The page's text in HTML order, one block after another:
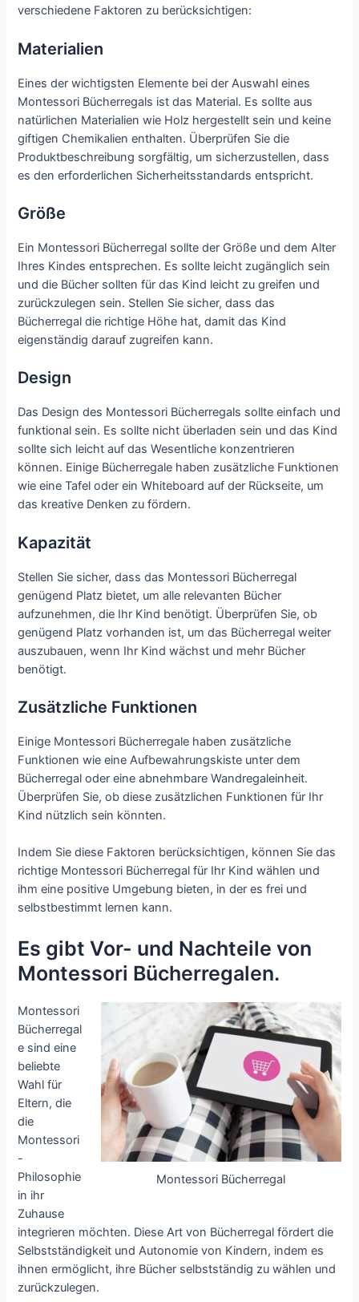
verschiedene Faktoren zu berücksichtigen:
Materialien
Eines der wichtigsten Elemente bei der Auswahl eines
Montessori Bücherregals ist das Material. Es sollte aus
natürlichen Materialien wie Holz hergestellt sein und keine
giftigen Chemikalien enthalten. Überprüfen Sie die
Produktbeschreibung sorgfältig, um sicherzustellen, dass
es den erforderlichen Sicherheitsstandards entspricht.
Größe
Ein Montessori Bücherregal sollte der Größe und dem Alter
Ihres Kindes entsprechen. Es sollte leicht zugänglich sein
und die Bücher sollten für das Kind leicht zu greifen und
zurückzulegen sein. Stellen Sie sicher, dass das
Bücherregal die richtige Höhe hat, damit das Kind
eigenständig darauf zugreifen kann.
Design
Das Design des Montessori Bücherregals sollte einfach und
funktional sein. Es sollte nicht überladen sein und das Kind
sollte sich leicht auf das Wesentliche konzentrieren
können. Einige Bücherregale haben zusätzliche Funktionen
wie eine Tafel oder ein Whiteboard auf der Rückseite, um
das kreative Denken zu fördern.
Kapazität
Stellen Sie sicher, dass das Montessori Bücherregal
genügend Platz bietet, um alle relevanten Bücher
aufzunehmen, die Ihr Kind benötigt. Überprüfen Sie, ob
genügend Platz vorhanden ist, um das Bücherregal weiter
auszubauen, wenn Ihr Kind wächst und mehr Bücher
benötigt.
Zusätzliche Funktionen
Einige Montessori Bücherregale haben zusätzliche
Funktionen wie eine Aufbewahrungskiste unter dem
Bücherregal oder eine abnehmbare Wandregaleinheit.
Überprüfen Sie, ob diese zusätzlichen Funktionen für Ihr
Kind nützlich sein könnten.
Indem Sie diese Faktoren berücksichtigen, können Sie das
richtige Montessori Bücherregal für Ihr Kind wählen und
ihm eine positive Umgebung bieten, in der es frei und
selbstbestimmt lernen kann.
Es gibt Vor- und Nachteile von
Montessori Bücherregalen.
Montessori Bücherregal
Montessori
Bücherregal
e sind eine
beliebte
Wahl für
Eltern, die
die
Montessori
-
Philosophie
in ihr
Zuhause
integrieren möchten. Diese Art von Bücherregal fördert die
Selbstständigkeit und Autonomie von Kindern, indem es
ihnen ermöglicht, ihre Bücher selbstständig zu wählen und
zurückzulegen.